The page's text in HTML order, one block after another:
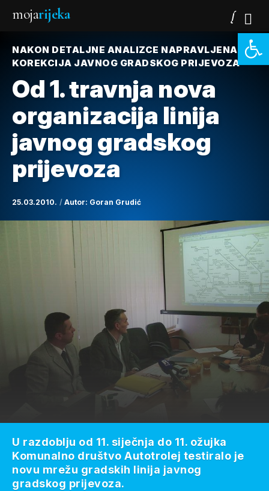
mojarijeka
NAKON DETALJNE ANALIZCE NAPRAVLJENA JE
KOREKCIJA JAVNOG GRADSKOG PRIJEVOZA
Od 1. travnja nova
organizacija linija
javnog gradskog
prijevoza
25.03.2010. Autor: Goran Grudić
U razdoblju od 11. siječnja do 11. ožujka
Komunalno društvo Autotrolej testiralo je
novu mrežu gradskih linija javnog
gradskog prijevoza.